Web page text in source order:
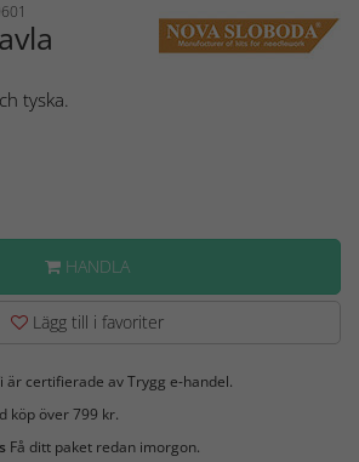
tyska.
HANDLA
Lägg till i favoriter
är certifierade av Trygg e-handel.
köp över 799 kr.
Få ditt paket redan imorgon.